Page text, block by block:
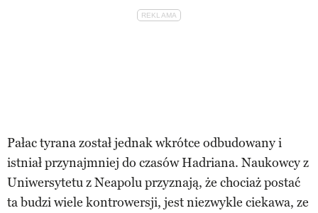
Pałac tyrana został jednak wkrótce odbudowany i
istniał przynajmniej do czasów Hadriana. Naukowcy z
Uniwersytetu z Neapolu przyznają, że chociaż postać
ta budzi wiele kontrowersji, jest niezwykle ciekawa, ze